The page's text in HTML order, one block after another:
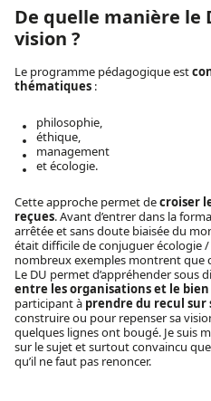
De quelle manière le
vision ?
Le programme pédagogique est
thématiques :
philosophie,
éthique,
management
et écologie.
Cette approche permet decroiser
reçues. Avant d’entrer dans la
arrêtée et sans doute biaisée du
était difficile de conjuguer écologie
nombreux exemples montrent que
Le DU permet d’appréhender sous
entre les organisations et le
participant à prendre du recul sur
construire ou pour repenser sa
quelques lignes ont bougé. Je suis
sur le sujet et surtout convaincu
qu’il ne faut pas renoncer.